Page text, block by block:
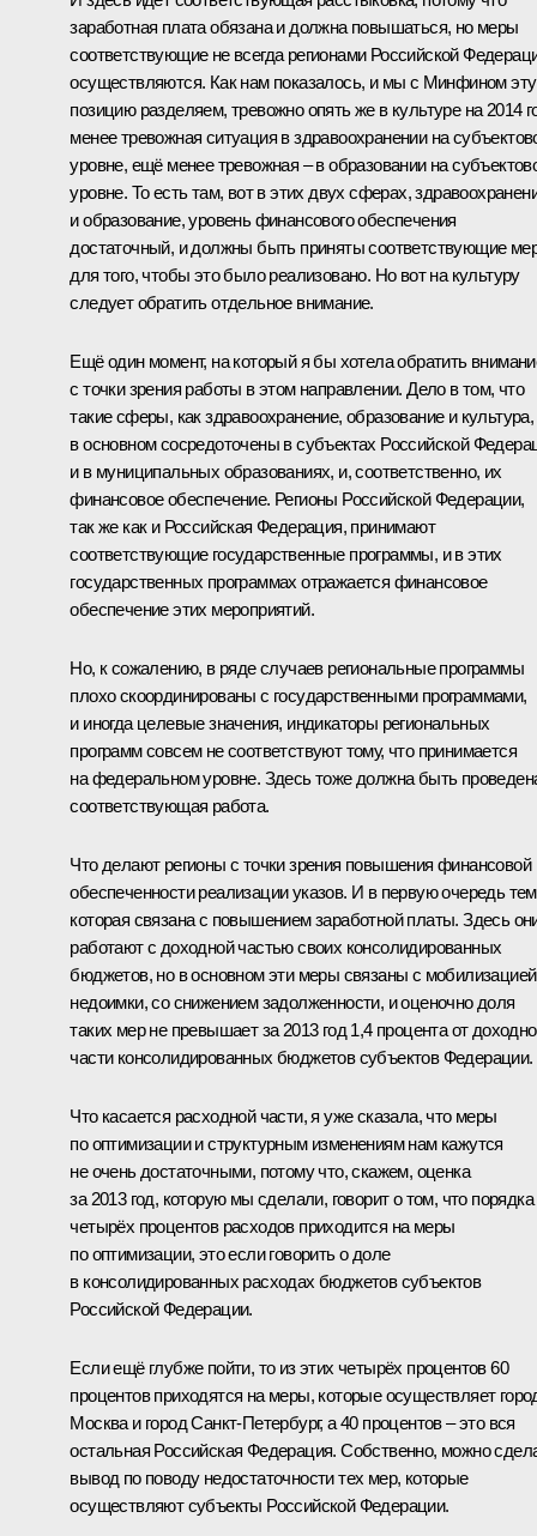
заработная плата обязана и должна повышаться, но меры
соответствующие не всегда регионами Российской
осуществляются. Как нам показалось, и мы с Минфином эту
позицию разделяем, тревожно опять же в культуре на 2014
менее тревожная ситуация в здравоохранении на
уровне, ещё менее тревожная – в образовании на
уровне. То есть там, вот в этих двух сферах,
и образование, уровень финансового обеспечения
достаточный, и должны быть приняты соответствующие
для того, чтобы это было реализовано. Но вот на культуру
следует обратить отдельное внимание.
Ещё один момент, на который я бы хотела обратить
с точки зрения работы в этом направлении. Дело в том, что
такие сферы, как здравоохранение, образование и культура,
в основном сосредоточены в субъектах Российской
и в муниципальных образованиях, и, соответственно, их
финансовое обеспечение. Регионы Российской Федерации,
так же как и Российская Федерация, принимают
соответствующие государственные программы, и в этих
государственных программах отражается финансовое
обеспечение этих мероприятий.
Но, к сожалению, в ряде случаев региональные программы
плохо скоординированы с государственными программами,
и иногда целевые значения, индикаторы региональных
программ совсем не соответствуют тому, что принимается
на федеральном уровне. Здесь тоже должна быть
соответствующая работа.
Что делают регионы с точки зрения повышения финансовой
обеспеченности реализации указов. И в первую очередь
которая связана с повышением заработной платы. Здесь
работают с доходной частью своих консолидированных
бюджетов, но в основном эти меры связаны с мобилизацией
недоимки, со снижением задолженности, и оценочно доля
таких мер не превышает за 2013 год 1,4 процента от
части консолидированных бюджетов субъектов Федерации.
Что касается расходной части, я уже сказала, что меры
по оптимизации и структурным изменениям нам кажутся
не очень достаточными, потому что, скажем, оценка
за 2013 год, которую мы сделали, говорит о том, что порядка
четырёх процентов расходов приходится на меры
по оптимизации, это если говорить о доле
в консолидированных расходах бюджетов субъектов
Российской Федерации.
Если ещё глубже пойти, то из этих четырёх процентов 60
процентов приходятся на меры, которые осуществляет
Москва и город Санкт-Петербург, а 40 процентов – это вся
остальная Российская Федерация. Собственно, можно
вывод по поводу недостаточности тех мер, которые
осуществляют субъекты Российской Федерации.